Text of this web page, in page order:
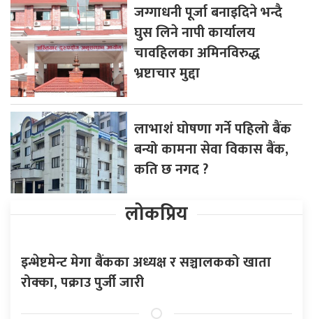
जग्गाधनी पूर्जा बनाइदिने भन्दै
घुस लिने नापी कार्यालय
चावहिलका अमिनविरुद्ध
भ्रष्टाचार मुद्दा
लाभाशं घोषणा गर्ने पहिलो बैंक
बन्यो कामना सेवा विकास बैंक,
कति छ नगद ?
लोकप्रिय
इन्भेष्टमेन्ट मेगा बैंकका अध्यक्ष र सञ्चालकको खाता
रोक्का, पक्राउ पुर्जी जारी